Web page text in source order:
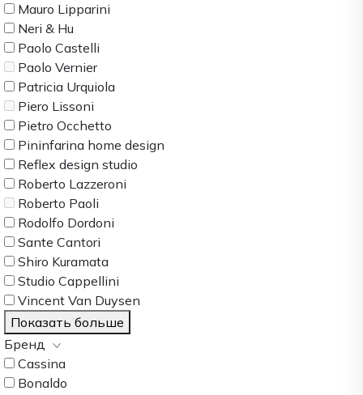
Mauro Lipparini
Neri & Hu
Paolo Castelli
Paolo Vernier
Patricia Urquiola
Piero Lissoni
Pietro Occhetto
Pininfarina home design
Reflex design studio
Roberto Lazzeroni
Roberto Paoli
Rodolfo Dordoni
Sante Cantori
Shiro Kuramata
Studio Cappellini
Vincent Van Duysen
Показать больше
Бренд
Cassina
Bonaldo